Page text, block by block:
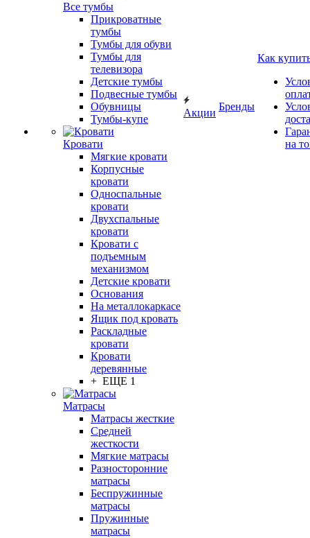
Все тумбы
Прикроватные
тумбы
Тумбы для обуви
Тумбы для
телевизора
Детские тумбы
Подвесные тумбы
Обувницы
Тумбы-купе
Кровати
Мягкие кровати
Корпусные
кровати
Односпальные
кровати
Двухспальные
кровати
Кровати с
подъемным
механизмом
Детские кровати
Основания
На металлокаркасе
Ящик под кровать
Раскладные
кровати
Кровати
деревянные
+ ЕЩЕ 1
Матрасы
Матрасы жесткие
Средней
жесткости
Мягкие матрасы
Разносторонние
матрасы
Беспружинные
матрасы
Пружинные
матрасы
Акции
Бренды
Как
на